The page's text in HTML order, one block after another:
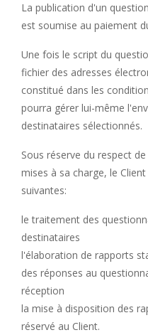
La publication d'un
est soumise au paiement
Une fois le script du
fichier des adresses
constitué dans les
pourra gérer lui-même
destinataires sélectionnés.
Sous réserve du respect
mises à sa charge, le
suivantes:
le traitement des
destinataires
l'élaboration de rapports
des réponses au
réception
la mise à disposition des
réservé au Client.